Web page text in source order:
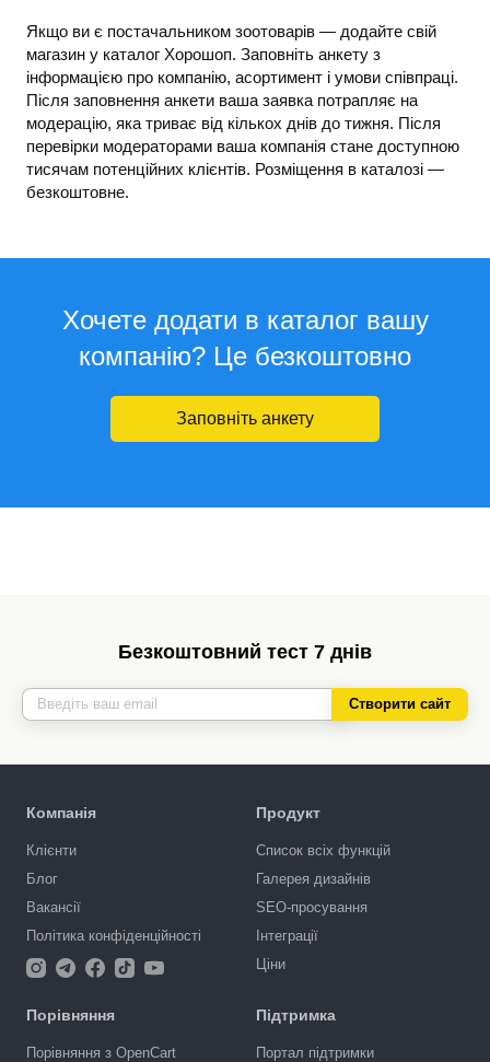
Якщо ви є постачальником зоотоварів — додайте свій
магазин у каталог Хорошоп. Заповніть анкету з
інформацією про компанію, асортимент і умови співпраці.
Після заповнення анкети ваша заявка потрапляє на
модерацію, яка триває від кількох днів до тижня. Після
перевірки модераторами ваша компанія стане доступною
тисячам потенційних клієнтів. Розміщення в каталозі —
безкоштовне.
Хочете додати в каталог вашу
компанію? Це безкоштовно
Заповніть анкету
Безкоштовний тест 7 днів
Створити сайт
Компанія
Клієнти
Блог
Вакансії
Політика конфіденційності
Продукт
Список всіх функцій
Галерея дизайнів
SEO-просування
Інтеграції
Ціни
Порівняння
Порівняння з OpenCart
Підтримка
Портал підтримки